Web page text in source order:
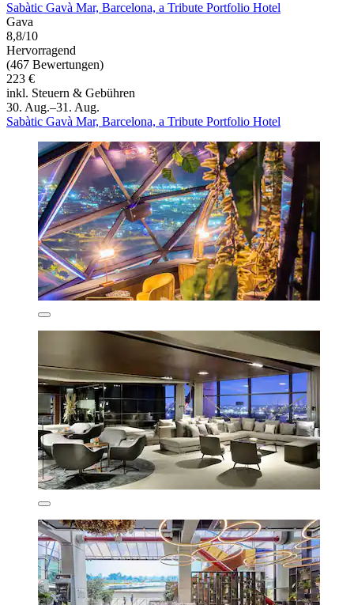
Sabàtic Gavà Mar, Barcelona, a Tribute Portfolio Hotel
Gava
8,8/10
Hervorragend
(467 Bewertungen)
223 €
inkl. Steuern & Gebühren
30. Aug.–31. Aug.
Sabàtic Gavà Mar, Barcelona, a Tribute Portfolio Hotel